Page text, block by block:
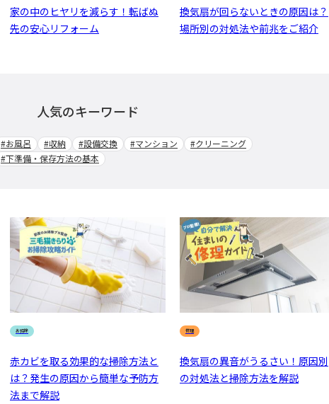
家の中のヒヤリを減らす！転ばぬ
先の安心リフォーム
換気扇が回らないときの原因は？
場所別の対処法や前兆をご紹介
人気のキーワード
#お風呂 #収納 #設備交換 #マンション
#クリーニング
#下準備・保存方法の基本
お掃除
赤カビを取る効果的な掃除方法と
は？発生の原因から簡単な予防方
法まで解説
修理
換気扇の異音がうるさい！原因別
の対処法と掃除方法を解説